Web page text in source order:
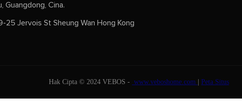
Guangdong, Cina.
25 Jervois St Sheung Wan Hong Kong
Hak Cipta © 2024 VEBOS - www.veboshome.com | Peta Situs